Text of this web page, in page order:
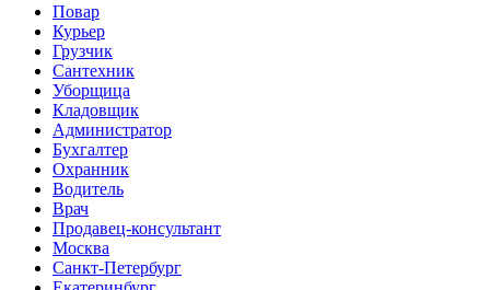
Повар
Курьер
Грузчик
Сантехник
Уборщица
Кладовщик
Администратор
Бухгалтер
Охранник
Водитель
Врач
Продавец-консультант
Москва
Санкт-Петербург